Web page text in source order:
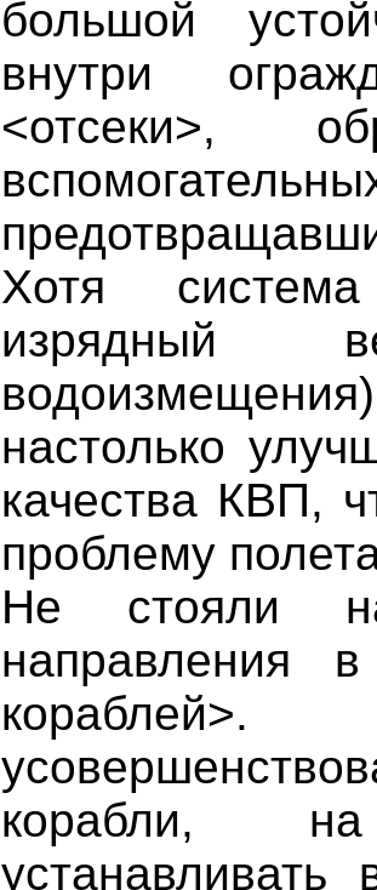
большой
внутри
<отсеки>,
Хотя
изрядный
настолько
качества КВП,
проблему
Не стояли
направления
корабли,
устанавливать